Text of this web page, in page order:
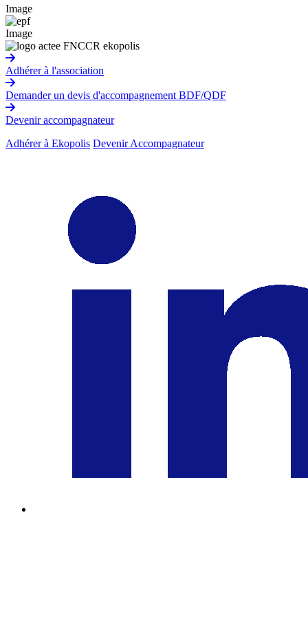
Image
Image
Adhérer à l'association
Demander un devis d'accompagnement BDF/QDF
Devenir accompagnateur
Adhérer à Ekopolis Devenir Accompagnateur